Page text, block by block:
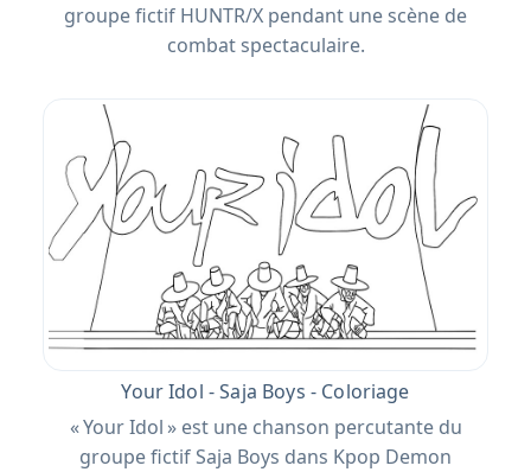
groupe fictif HUNTR/X pendant une scène de
combat spectaculaire.
Your Idol - Saja Boys - Coloriage
« Your Idol » est une chanson percutante du
groupe fictif Saja Boys dans Kpop Demon